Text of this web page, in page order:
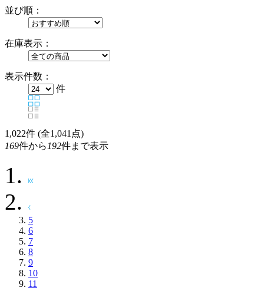
並び順：
在庫表示：
表示件数：
件
1,022件 (全1,041点)
169件から 192件まで表示
5
6
7
8
9
10
11